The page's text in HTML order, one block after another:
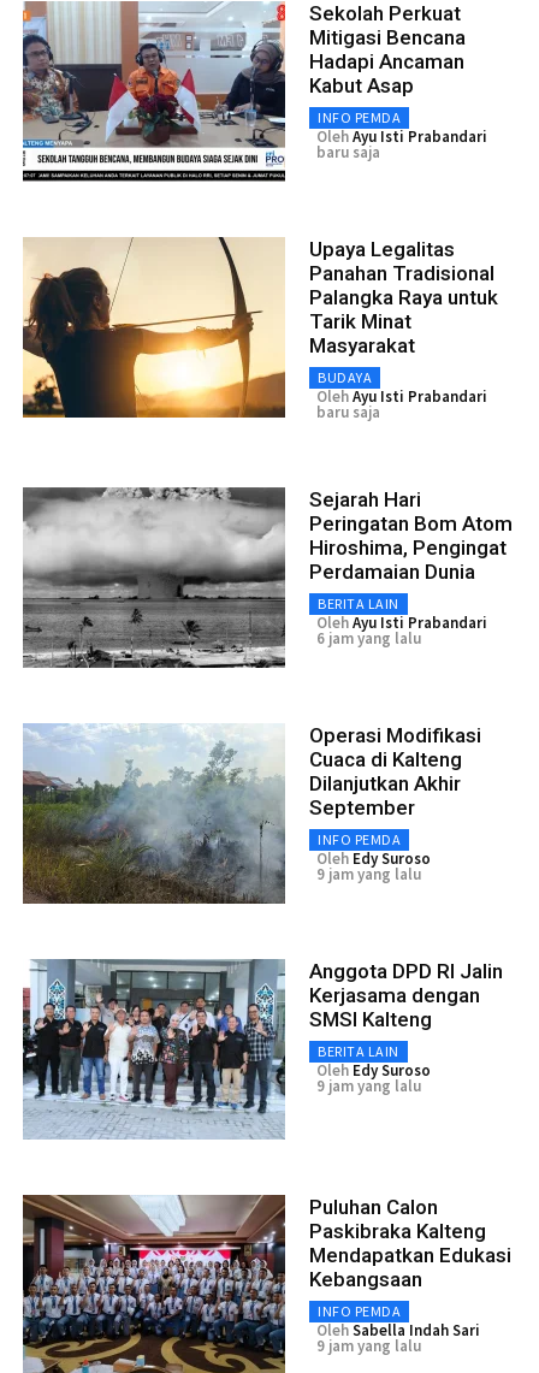
Sekolah Perkuat
Mitigasi Bencana
Hadapi Ancaman
Kabut Asap
INFO PEMDA
OlehAyu Isti Prabandari
baru saja
Upaya Legalitas
Panahan Tradisional
Palangka Raya untuk
Tarik Minat
Masyarakat
BUDAYA
OlehAyu Isti Prabandari
baru saja
Sejarah Hari
Peringatan Bom Atom
Hiroshima, Pengingat
Perdamaian Dunia
BERITA LAIN
OlehAyu Isti Prabandari
6 jam yang lalu
Operasi Modifikasi
Cuaca di Kalteng
Dilanjutkan Akhir
September
INFO PEMDA
Oleh Edy Suroso
9 jam yang lalu
Anggota DPD RI Jalin
Kerjasama dengan
SMSI Kalteng
BERITA LAIN
Oleh Edy Suroso
9 jam yang lalu
Puluhan Calon
Paskibraka Kalteng
Mendapatkan Edukasi
Kebangsaan
INFO PEMDA
OlehSabella Indah Sari
9 jam yang lalu